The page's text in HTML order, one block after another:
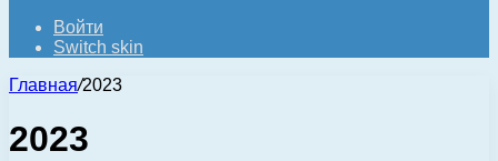
Войти
Switch skin
Главная/2023
2023